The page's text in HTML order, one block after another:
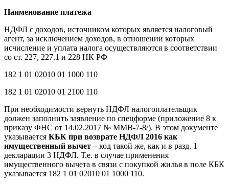
Наименование платежа
НДФЛ с доходов, источником которых является налоговый
агент, за исключением доходов, в отношении которых
исчисление и уплата налога осуществляются в соответствии
со ст. 227, 227.1 и 228 НК РФ
182 1 01 02010 01 1000 110
182 1 01 02010 01 2100 110
При необходимости вернуть НДФЛ налогоплательщик
должен заполнить заявление по спецформе (приложение 8 к
приказу ФНС от 14.02.2017 № ММВ-7-8/). В этом документе
указывается КБК при возврате НДФЛ 2016 как
имущественный вычет – код такой же, как и в разд. 1
декларации 3 НДФЛ. Т.е. в случае применения
имущественного вычета в связи с покупкой жилья в поле КБК
указывается 182 1 01 02010 01 1000 110.